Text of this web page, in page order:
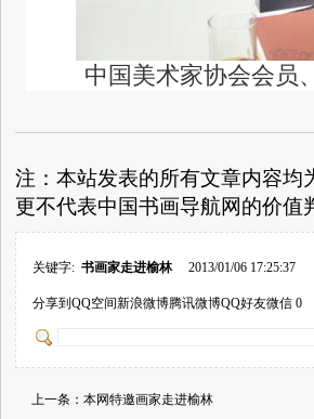
中国美术家协会会员
注：本站发表的所有文章内容均
更不代表中国书画导航网的价值
关键字: 书画家走进榆林2013/01/06 17:25:37
分享到 QQ空间新浪微博腾讯微博QQ好友微信 0
上一条： 本网特邀画家走进榆林